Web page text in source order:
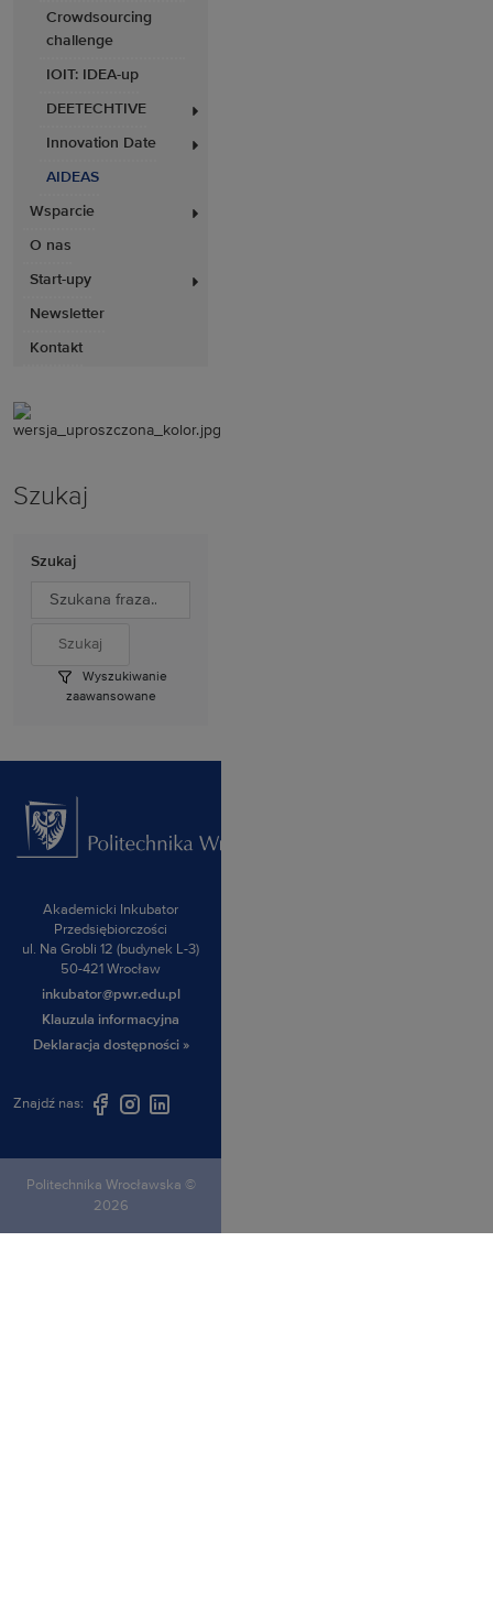
Crowdsourcing
challenge
IOIT: IDEA-up
DEETECHTIVE
Innovation Date
AIDEAS
Wsparcie
O nas
Start-upy
Newsletter
Kontakt
Szukaj
Szukaj
Wyszukiwanie
zaawansowane
Akademicki Inkubator
Przedsiębiorczości
ul. Na Grobli 12 (budynek L-3)
50-421 Wrocław
inkubator@pwr.edu.pl
Klauzula informacyjna
Deklaracja dostępności »
Znajdź nas:
Politechnika Wrocławska ©
2026